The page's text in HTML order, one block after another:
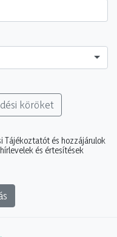
köröket
Tájékoztatót és hozzájárulok
és értesítések